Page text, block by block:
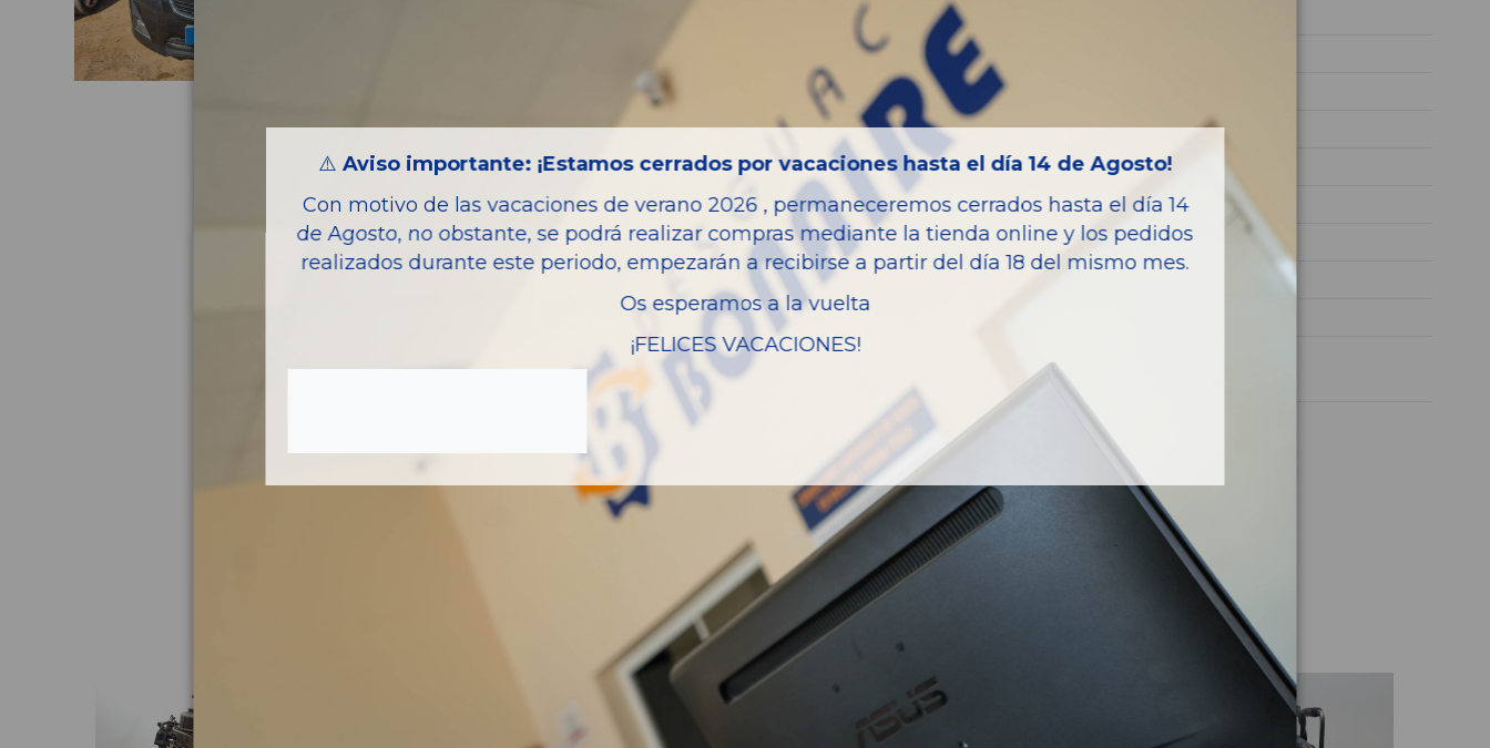
Año fabricación
Código motor
Bastidor
Color
NEGRO
Combustible
Diesel
Versión
LT
Potencia
163CV 120KW
Ref.Marca
Modelo
Garantia
Piezas almacenadas del vehículo
⚠️ Aviso importante: ¡Estamos cerrados por vacaciones hasta el día 14 de Agosto!
Con motivo de las vacaciones de verano 2026 , permaneceremos cerrados hasta el día 14
de Agosto, no obstante, se podrá realizar compras mediante la tienda online y los pedidos
realizados durante este periodo, empezarán a recibirse a partir del día 18 del mismo mes.
Os esperamos a la vuelta
¡FELICES VACACIONES!